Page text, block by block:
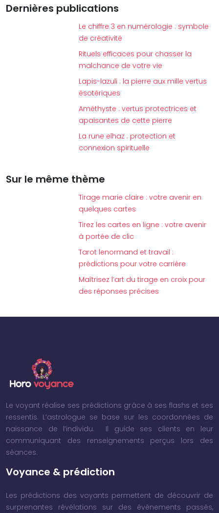
Dernières publications
Le chiffre 3 en numérologie : symbole
de créativité
Rituels efficaces pour chasser la
malchance de votre vie
Lapis-lazuli : la pierre aux mille vertus
ésotériques
Améthyste : vertus protectrices et
apaisantes de cette pierre
La rune elhaz : protection et
connexion spirituelle
Sur le même thème
Tirage marie claire : votre avenir en
quelques cartes
Tirez les cartes en ligne : votre avenir
à portée de clic
Tarot lenormand et travail :
prédictions pour votre carrière
Maîtrisez l’art du tirage en croix pour
des réponses précises
Le voyant réalise ses prédictions grâce à ses flashs et ses
ressentis. L’astrologue se base sur les coordonnées de
naissance de l’individu. Il guide ses clients en leur
communiquant des renseignements perçus lors des
séances.
Voyance & prédiction
Les prédictions des voyants permettent de découvrir de
surprenantes révélations sur des événements passés,